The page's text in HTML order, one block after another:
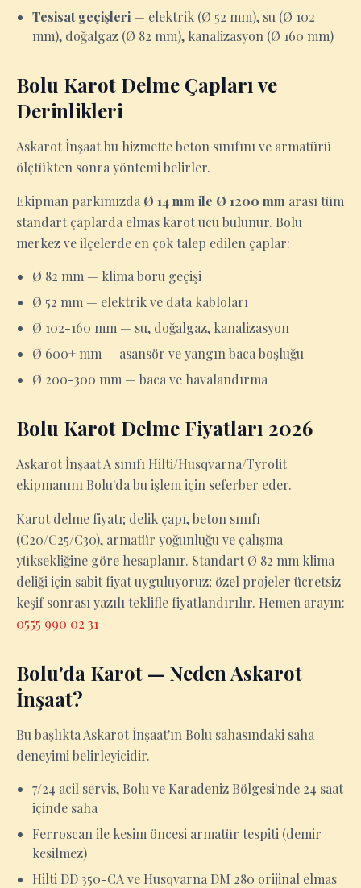
Tesisat geçişleri — elektrik (Ø 52 mm), su (Ø 102
mm), doğalgaz (Ø 82 mm), kanalizasyon (Ø 160 mm)
Bolu Karot Delme Çapları ve
Derinlikleri
Askarot İnşaat bu hizmette beton sınıfını ve armatürü
ölçtükten sonra yöntemi belirler.
Ekipman parkımızda Ø 14 mm ile Ø 1200 mm arası tüm
standart çaplarda elmas karot ucu bulunur. Bolu
merkez ve ilçelerde en çok talep edilen çaplar:
Ø 82 mm — klima boru geçişi
Ø 52 mm — elektrik ve data kabloları
Ø 102-160 mm — su, doğalgaz, kanalizasyon
Ø 600+ mm — asansör ve yangın baca boşluğu
Ø 200-300 mm — baca ve havalandırma
Bolu Karot Delme Fiyatları 2026
Askarot İnşaat A sınıfı Hilti/Husqvarna/Tyrolit
ekipmanını Bolu'da bu işlem için seferber eder.
Karot delme fiyatı; delik çapı, beton sınıfı
(C20/C25/C30), armatür yoğunluğu ve çalışma
yüksekliğine göre hesaplanır. Standart Ø 82 mm klima
deliği için sabit fiyat uyguluyoruz; özel projeler ücretsiz
keşif sonrası yazılı teklifle fiyatlandırılır. Hemen arayın:
0555 990 02 31
Bolu'da Karot — Neden Askarot
İnşaat?
Bu başlıkta Askarot İnşaat'ın Bolu sahasındaki saha
deneyimi belirleyicidir.
7/24 acil servis, Bolu ve Karadeniz Bölgesi'nde 24 saat
içinde saha
Ferroscan ile kesim öncesi armatür tespiti (demir
kesilmez)
Hilti DD 350-CA ve Husqvarna DM 280 orijinal elmas